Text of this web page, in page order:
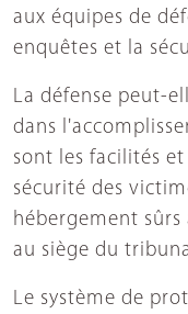
aux équipes de
enquêtes et la
La défense peut-
dans
sont les facilités
sécurité des
hébergement
au siège du
Le système de